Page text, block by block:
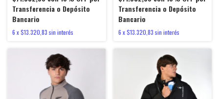
Transferencia o Depósito
Bancario
6 x$13.320,83 sin interés
Transferencia o Depósito
Bancario
6 x$13.320,83 sin interés